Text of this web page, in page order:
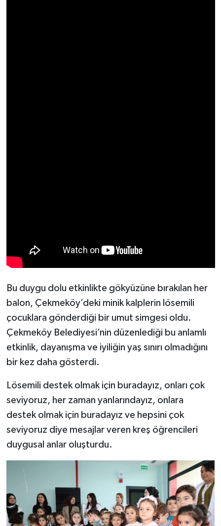
Bu duygu dolu etkinlikte gökyüzüne bırakılan her
balon, Çekmeköy’deki minik kalplerin lösemili
çocuklara gönderdiği bir umut simgesi oldu.
Çekmeköy Belediyesi’nin düzenlediği bu anlamlı
etkinlik, dayanışma ve iyiliğin yaş sınırı olmadığını
bir kez daha gösterdi.
Lösemili destek olmak için buradayız, onları çok
seviyoruz, her zaman yanlarındayız, onlara
destek olmak için buradayız ve hepsini çok
seviyoruz diye mesajlar veren kreş öğrencileri
duygusal anlar oluşturdu.